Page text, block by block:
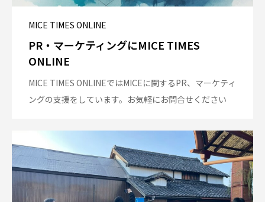
MICE TIMES ONLINE
PR・マーケティングにMICE TIMES
ONLINE
MICE TIMES ONLINEではMICEに関するPR、マーケティ
ングの支援をしています。お気軽にお問合せください